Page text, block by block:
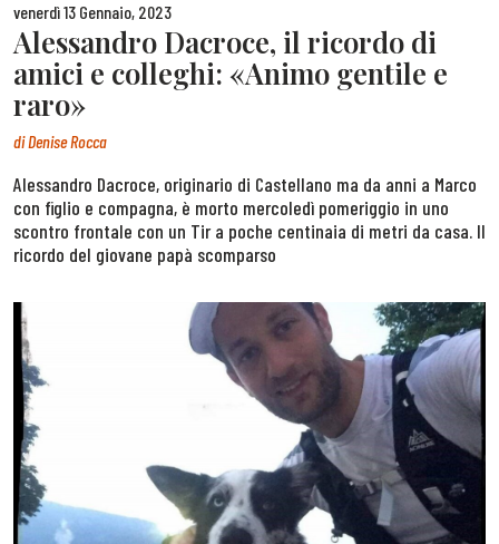
venerdì 13 Gennaio, 2023
Alessandro Dacroce, il ricordo di
amici e colleghi: «Animo gentile e
raro»
diDenise Rocca
Alessandro Dacroce, originario di Castellano ma da anni a Marco
con figlio e compagna, è morto mercoledì pomeriggio in uno
scontro frontale con un Tir a poche centinaia di metri da casa. Il
ricordo del giovane papà scomparso